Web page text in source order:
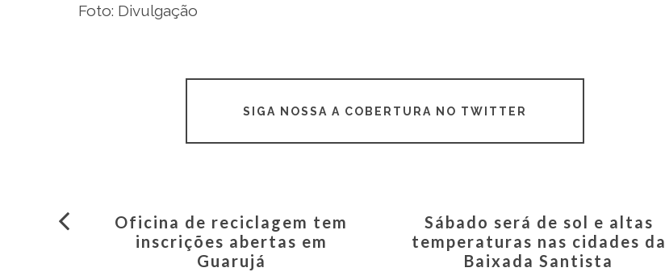
Foto: Divulgação
SIGA NOSSA A COBERTURA NO TWITTER
Oficina de reciclagem tem
inscrições abertas em
Guarujá
Sábado será de sol e altas
temperaturas nas cidades da
Baixada Santista